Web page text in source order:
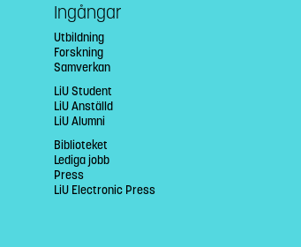
Ingångar
Utbildning
Forskning
Samverkan
LiU Student
LiU Anställd
LiU Alumni
Biblioteket
Lediga jobb
Press
LiU Electronic Press